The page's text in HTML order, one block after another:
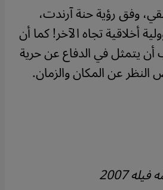
وفق رؤية حنة آرندت،
أخلاقية تجاه الآخر! كما أن
يتمثل في الدفاع عن حرية
عن المكان والزمان.
2007